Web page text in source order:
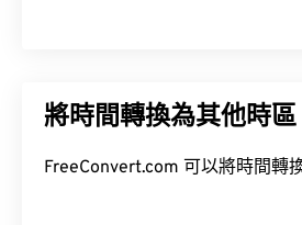
將時間轉換為其他時區
FreeConvert.com 可以將時間轉